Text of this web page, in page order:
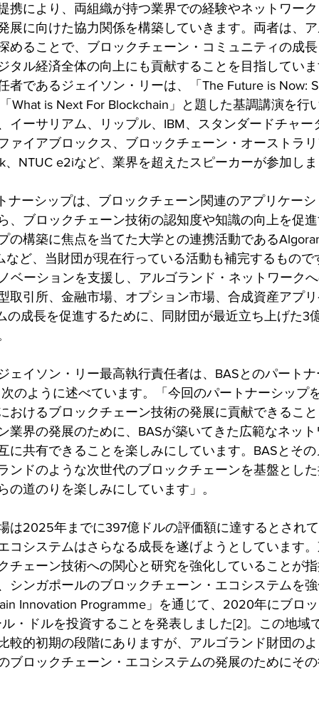
携により、両組織が持つ業界での経験やネットワー
展に向けた協力関係を構築していきます。両者は、
めることで、ブロックチェーン・コミュニティの成
タル経済全体の向上にも貢献することを目指してい
者であるジェイソン・リーは、「The Future is Now:
What is Next For Blockchain」と題した基調講演を行
イーサリアム、リップル、IBM、スタンダードチャー
ァイアブロックス、ブロックチェーン・オーストラ
、NTUC e2iなど、業界を超えたスピーカーが参加し
ナーシップは、ブロックチェーン関連のアプリケー
、ブロックチェーン技術の認知度や知識の向上を促
の構築に焦点を当てた大学との連携活動である
など、当財団が現在行っている活動も補完するもので
ベーションを支援し、アルゴランド・ネットワーク
取引所、金融市場、オプション市場、合成資産アプ
の成長を促進するために、同財団が最近立ち上げた3
ェイソン・リー最高執行責任者は、BASとのパート
のように述べています。「今回のパートナーシップ
おけるブロックチェーン技術の発展に貢献できるこ
業界の発展のために、BASが築いてきた広範なネッ
に共有できることを楽しみにしています。BASとそ
ンドのような次世代のブロックチェーンを基盤とし
の道のりを楽しみにしています」。
は2025年までに397億ドルの評価額に達するとされ
コシステムはさらなる成長を遂げようとしています
チェーン技術への関心と研究を強化していることが
シンガポールのブロックチェーン・エコシステムを
Innovation Programme」を通じて、2020年にブロ
・ドルを投資することを発表しました[2]。この地域
較的初期の段階にありますが、アルゴランド財団の
ブロックチェーン・エコシステムの発展のためにそ